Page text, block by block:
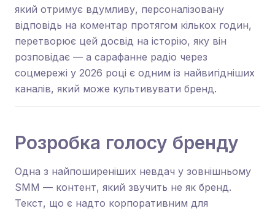
який отримує вдумливу, персоналізовану
відповідь на коментар протягом кількох годин,
перетворює цей досвід на історію, яку він
розповідає — а сарафанне радіо через
соцмережі у 2026 році є одним із найвигідніших
каналів, який може культивувати бренд.
Розробка голосу бренду
Одна з найпоширеніших невдач у зовнішньому
SMM — контент, який звучить не як бренд.
Текст, що є надто корпоративним для